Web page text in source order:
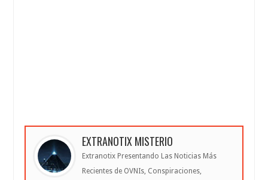
EXTRANOTIX MISTERIO
Extranotix Presentando Las Noticias Más
Recientes de OVNIs, Conspiraciones,